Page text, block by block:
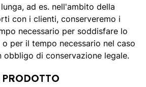
ad es. nell'ambito della
con i clienti, conserveremo i
necessario per soddisfare lo
per il tempo necessario nel caso
obbligo di conservazione legale.